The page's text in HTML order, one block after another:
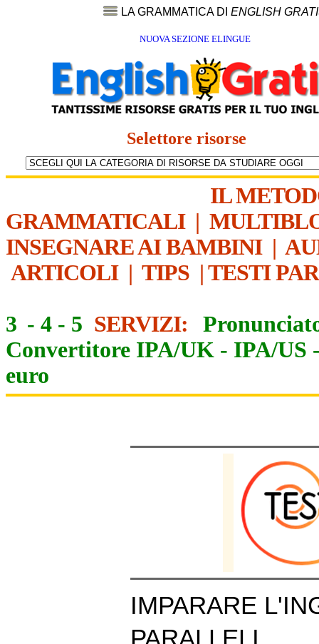
LA GRAMMATICA DI ENGLISH
NUOVA SEZIONE ELINGUE
Selettore risorse
IL
GRAMMATICALI|
INSEGNARE AI BAMBINI|
ARTICOLI| TIPS | TESTI
3 - 4 - 5 SERVIZI:
Convertitore IPA/UK - IPA/US
euro
IMPARARE
PARALLELI